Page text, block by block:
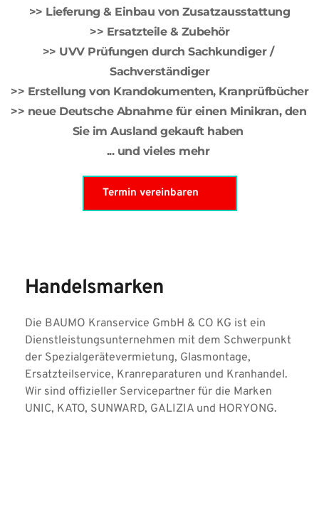
>> Lieferung & Einbau von Zusatzausstattung
>> Ersatzteile & Zubehör
>> UVV Prüfungen durch Sachkundiger /
Sachverständiger
>> Erstellung von Krandokumenten, Kranprüfbücher
>> neue Deutsche Abnahme für einen Minikran, den
Sie im Ausland gekauft haben
... und vieles mehr
Termin vereinbaren
Handelsmarken
Die BAUMO Kranservice GmbH & CO KG ist ein
Dienstleistungsunternehmen mit dem Schwerpunkt
der Spezialgerätevermietung, Glasmontage,
Ersatzteilservice, Kranreparaturen und Kranhandel.
Wir sind offizieller Servicepartner für die Marken
UNIC, KATO, SUNWARD, GALIZIA und HORYONG.